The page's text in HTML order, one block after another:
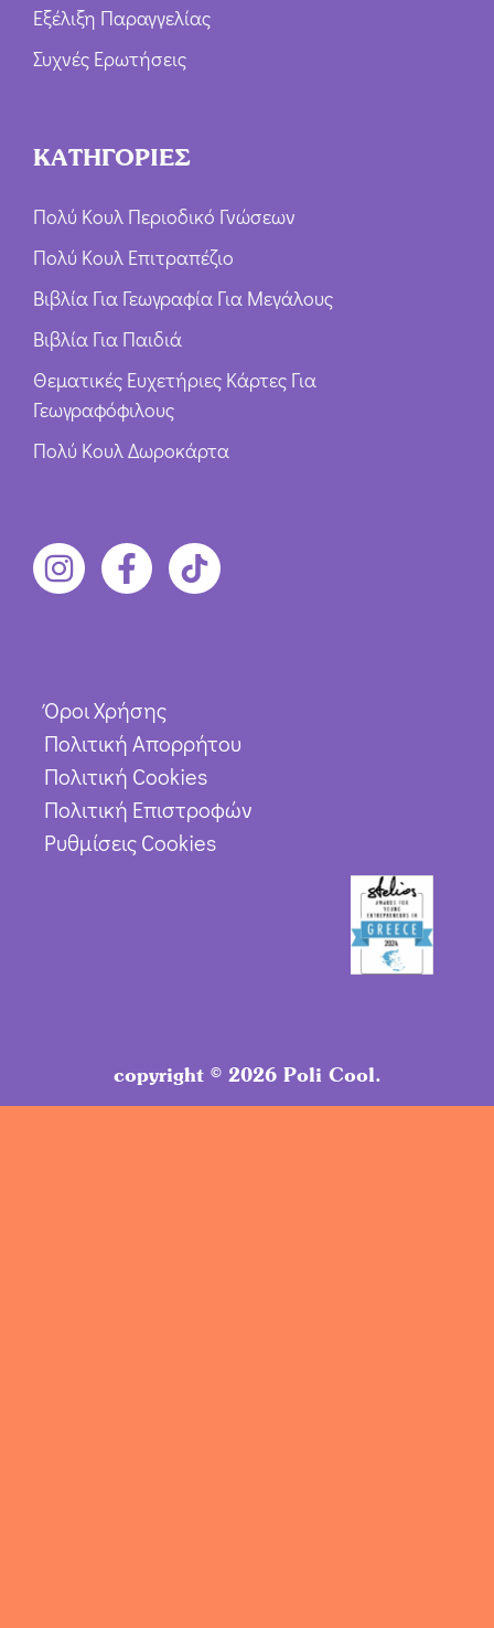
Εξέλιξη Παραγγελίας
Συχνές Ερωτήσεις
ΚΑΤΗΓΟΡΙΕΣ
Πολύ Κουλ Περιοδικό Γνώσεων
Πολύ Κουλ Επιτραπέζιο
Βιβλία Για Γεωγραφία Για Μεγάλους
Βιβλία Για Παιδιά
Θεματικές Ευχετήριες Κάρτες Για
Γεωγραφόφιλους
Πολύ Κουλ Δωροκάρτα
Όροι Χρήσης
Πολιτική Απορρήτου
Πολιτική Cookies
Πολιτική Επιστροφών
Ρυθμίσεις Cookies
copyright © 2026 Poli Cool.